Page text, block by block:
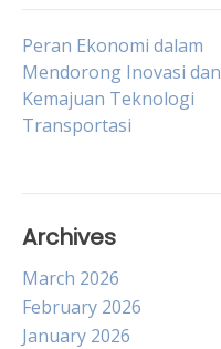
Post
navigation
Peran Ekonomi dalam
Mendorong Inovasi dan
Kemajuan Teknologi
Transportasi
Archives
March 2026
February 2026
January 2026